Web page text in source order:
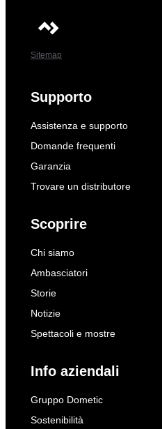
Sitemap
Supporto
Assistenza e supporto
Domande frequenti
Garanzia
Trovare un distributore
Scoprire
Chi siamo
Ambasciatori
Storie
Notizie
Spettacoli e mostre
Info aziendali
Gruppo Dometic
Sostenibilità